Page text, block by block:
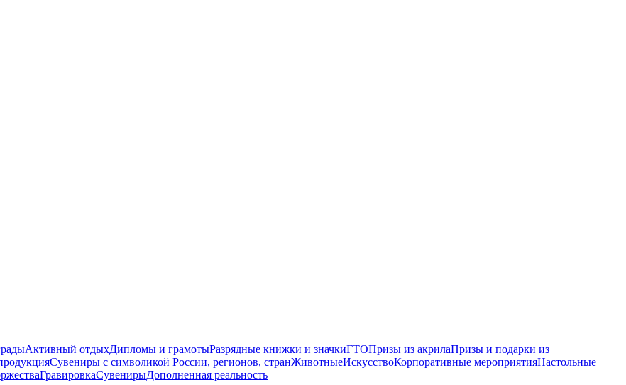
Активный отдыхДипломы и грамотыРазрядные книжки и значкиГТОПризы из акрилаПризы и подарки из
Сувениры с символикой России, регионов, странЖивотныеИскусствоКорпоративные мероприятияНастольные
ГравировкаСувенирыДополненная реальность